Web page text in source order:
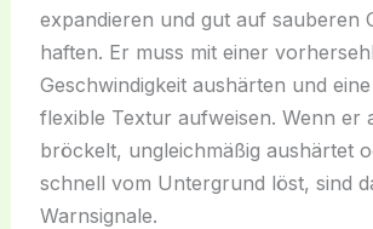
expandieren und gut auf sauberen
haften. Er muss mit einer
Geschwindigkeit aushärten und
flexible Textur aufweisen. Wenn er
bröckelt, ungleichmäßig aushärtet
schnell vom Untergrund löst, sind
Warnsignale.